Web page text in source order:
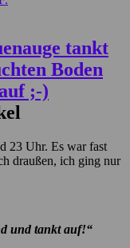
23 Uhr. Es war fast
draußen, ich ging nur
und tankt auf!“